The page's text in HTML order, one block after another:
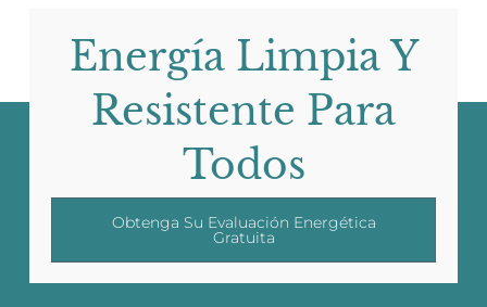
Energía Limpia Y
Resistente Para
Todos
Obtenga Su Evaluación Energética
Gratuita